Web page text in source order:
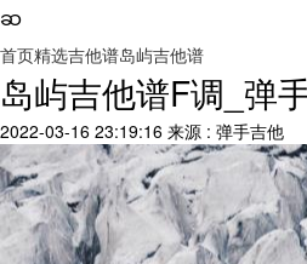
首页精选吉他谱岛屿吉他谱
岛屿吉他谱F调_弹
2022-03-16 23:19:16 来源 : 弹手吉他